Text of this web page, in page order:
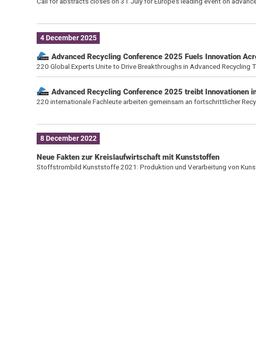
4 December 2025
Advanced Recycling Conference 2025 Fuels Innovation
220 Global Experts Unite to Drive Breakthroughs in Advanced Recycling
Advanced Recycling Conference 2025 treibt Innovationen
220 internationale Fachleute arbeiten gemeinsam an fortschrittlicher
8 December 2022
Neue Fakten zur Kreislaufwirtschaft mit Kunststoffen
Stoffstrombild Kunststoffe 2021: Produktion und Verarbeitung von